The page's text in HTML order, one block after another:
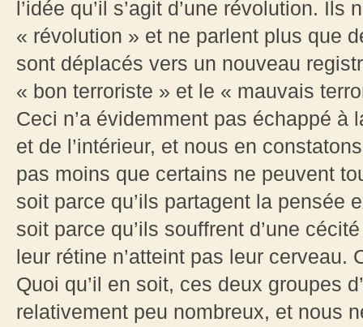
l’idée qu’il s’agit d’une révolution.
« révolution » et ne parlent plus que
sont déplacés vers un nouveau
« bon terroriste » et le « mauvais
Ceci n’a évidemment pas échappé à
et de l’intérieur, et nous en
pas moins que certains ne peuvent
soit parce qu’ils partagent la pensée
soit parce qu’ils souffrent d’une
leur rétine n’atteint pas leur cerveau.
Quoi qu’il en soit, ces deux groupes
relativement peu nombreux, et nous